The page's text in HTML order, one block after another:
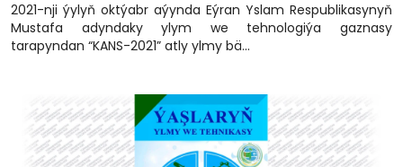
2021-nji ýylyň oktýabr aýynda Eýran Yslam Respublikasynyň
Mustafa adyndaky ylym we tehnologiýa gaznasy
tarapyndan “KANS-2021” atly ylmy bä...